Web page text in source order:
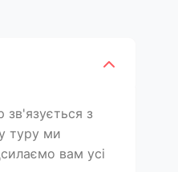
з
туру ми
вам усі